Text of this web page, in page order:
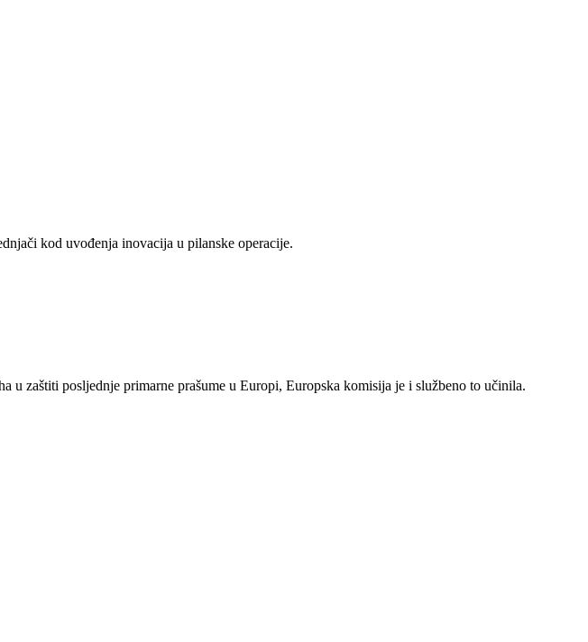
kod uvođenja inovacija u pilanske operacije.
zaštiti posljednje primarne prašume u Europi, Europska komisija je i službeno to učinila.